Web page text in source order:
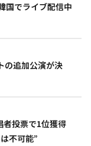
国でライブ配信中
の追加公演が決
者投票で1位獲得
不可能”